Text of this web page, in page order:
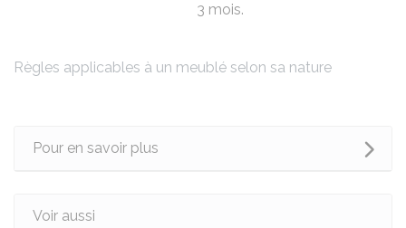
Règles applicables à un meublé selon sa nature
3 mois.
Pour en savoir plus
Voir aussi